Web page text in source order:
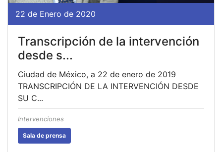
22 de Enero de 2020
Transcripción de la intervención
desde s...
Ciudad de México, a 22 de enero de 2019
TRANSCRIPCIÓN DE LA INTERVENCIÓN DESDE
SU C...
Intervenciones
Sala de prensa